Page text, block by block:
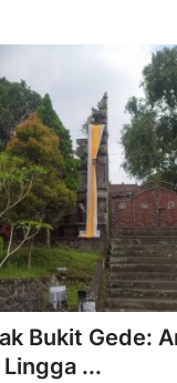
Bukit Gede:
...